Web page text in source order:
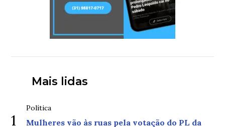
Mais lidas
1
Política
Mulheres vão às ruas pela votação do PL da